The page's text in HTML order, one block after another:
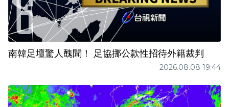
南韓足壇驚人醜聞！ 足協挪公款性招待外籍裁判
2026.08.08 19:44